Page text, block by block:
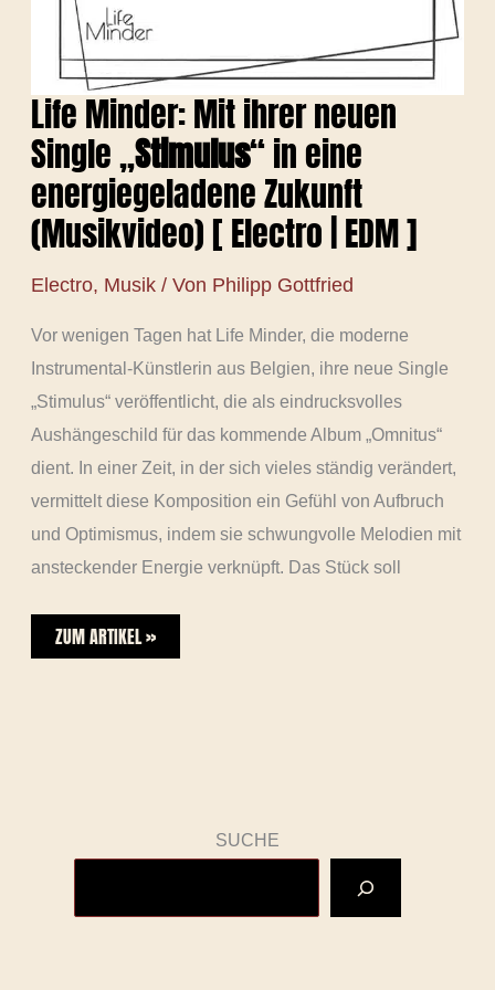
Life Minder: Mit ihrer neuen
Single „Stimulus“ in eine
energiegeladene Zukunft
(Musikvideo) [ Electro | EDM ]
Electro, Musik/ Von Philipp Gottfried
Vor wenigen Tagen hat Life Minder, die moderne
Instrumental-Künstlerin aus Belgien, ihre neue Single
„Stimulus“ veröffentlicht, die als eindrucksvolles
Aushängeschild für das kommende Album „Omnitus“
dient. In einer Zeit, in der sich vieles ständig verändert,
vermittelt diese Komposition ein Gefühl von Aufbruch
und Optimismus, indem sie schwungvolle Melodien mit
ansteckender Energie verknüpft. Das Stück soll
ZUM ARTIKEL »
SUCHE